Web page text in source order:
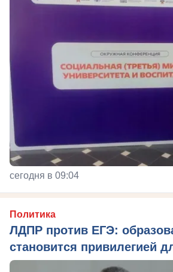
сегодня в 09:04
Политика
ЛДПР против ЕГЭ:
становится привилегией